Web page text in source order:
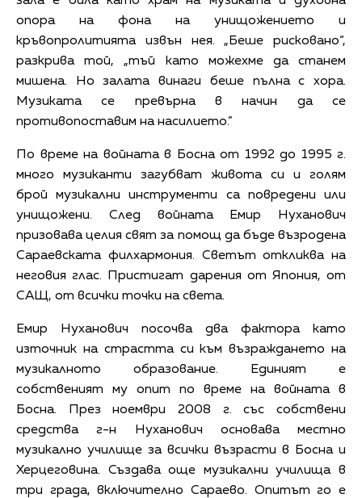
опора на фона на унищожението и
кръвопролитията извън нея. „Беше рисковано“,
разкрива той, „тъй като можехме да станем
мишена. Но залата винаги беше пълна с хора.
Музиката се превърна в начин да се
противопоставим на насилието.”
По време на войната в Босна от 1992 до 1995 г.
много музиканти загубват живота си и голям
брой музикални инструменти са повредени или
унищожени. След войната Емир Нуханович
призовава целия свят за помощ да бъде възродена
Сараевската филхармония. Светът откликва на
неговия глас. Пристигат дарения от Япония, от
САЩ, от всички точки на света.
Емир Нуханович посочва два фактора като
източник на страстта си към възраждането на
музикалното образование. Единият е
собственият му опит по време на войната в
Босна. През ноември 2008 г. със собствени
средства г-н Нуханович основава местно
музикално училище за всички възрасти в Босна и
Херцеговина. Създава още музикални училища в
три града, включително Сараево. Опитът го е